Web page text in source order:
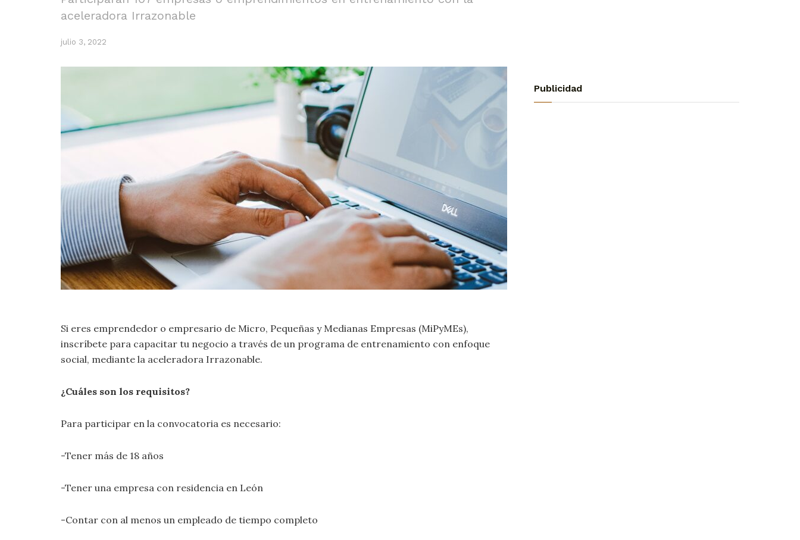
aceleradora Irrazonable
julio 3, 2022
Si eres emprendedor o empresario de Micro, Pequeñas y Medianas Empresas (MiPyMEs),
inscríbete para capacitar tu negocio a través de un programa de entrenamiento con enfoque
social, mediante la aceleradora Irrazonable.
¿Cuáles son los requisitos?
Para participar en la convocatoria es necesario:
-Tener más de 18 años
-Tener una empresa con residencia en León
-Contar con al menos un empleado de tiempo completo
Publicidad